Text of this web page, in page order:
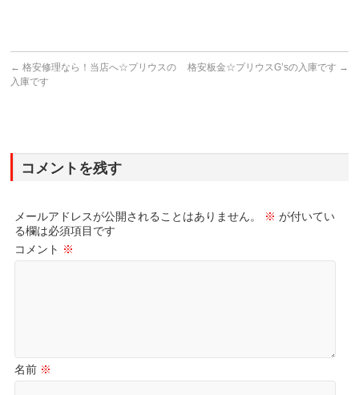
← 格安修理なら！当店へ☆プリウスの
入庫です
格安板金☆プリウスG’sの入庫です →
コメントを残す
メールアドレスが公開されることはありません。 ※ が付いてい
る欄は必須項目です
コメント ※
名前 ※